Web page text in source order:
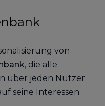
von
, die alle
über jeden Nutzer
seine Interessen